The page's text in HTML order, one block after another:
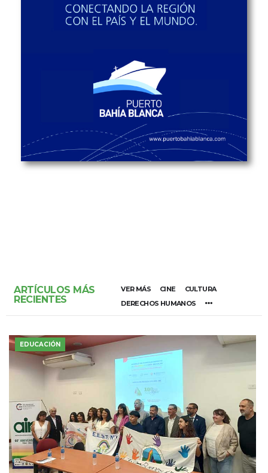
ARTÍCULOS MÁS
RECIENTES
VER MÁS CINE
CULTURA
DERECHOS HUMANOS
EDUCACIÓN